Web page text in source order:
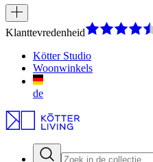
Klanttevredenheid
Kötter Studio
Woonwinkels
de